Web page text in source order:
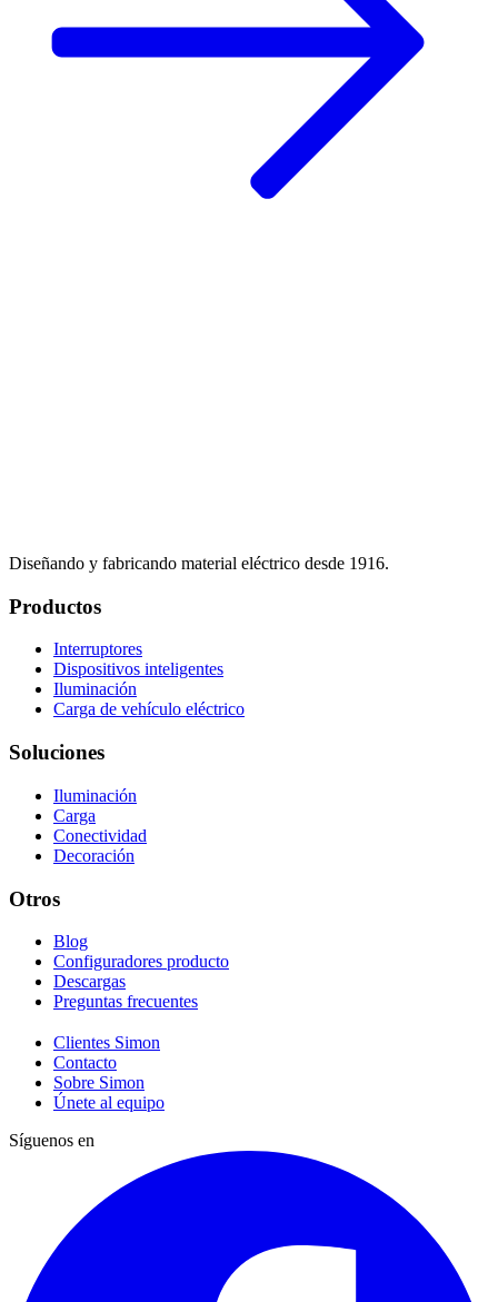
Diseñando y fabricando material eléctrico desde 1916.
Productos
Interruptores
Dispositivos inteligentes
Iluminación
Carga de vehículo eléctrico
Soluciones
Iluminación
Carga
Conectividad
Decoración
Otros
Blog
Configuradores producto
Descargas
Preguntas frecuentes
Clientes Simon
Contacto
Sobre Simon
Únete al equipo
Síguenos en